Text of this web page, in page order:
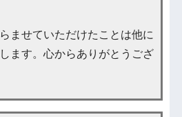
ませていただけたことは他に
ます。心からありがとうござ